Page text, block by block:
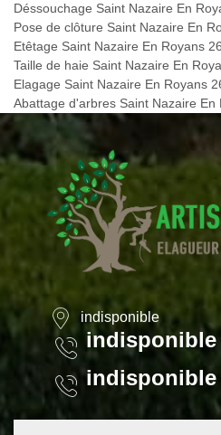
Déssouchage Saint Nazaire En
Pose de clôture Saint Nazaire En
Etêtage Saint Nazaire En Royans
Taille de haie Saint Nazaire En
Elagage Saint Nazaire En Royans
Abattage d'arbres Saint Nazaire En
indisponible
indisponible
indisponible